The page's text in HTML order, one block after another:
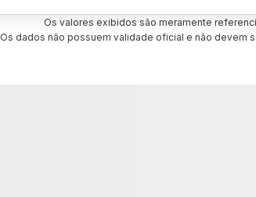
Os valores exibidos são meramente
Os dados não possuem validade oficial e não devem